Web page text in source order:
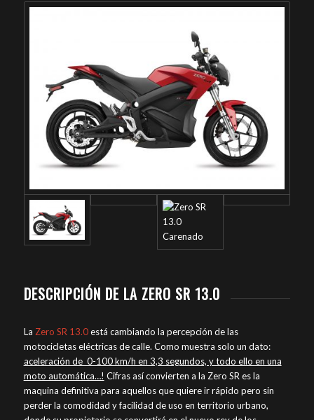
DESCRIPCIÓN DE LA ZERO SR 13.0
La Zero SR 13.0está cambiando la percepción de las
motocicletas eléctricas de calle. Como muestra solo un dato:
aceleración de 0-100 km/h en 3,3 segundos, y todo ello en una
moto automática…! Cifras así convierten a la Zero SR es la
maquina definitiva para aquellos que quiere ir rápido pero sin
perder la comodidad y facilidad de uso en territorio urbano,